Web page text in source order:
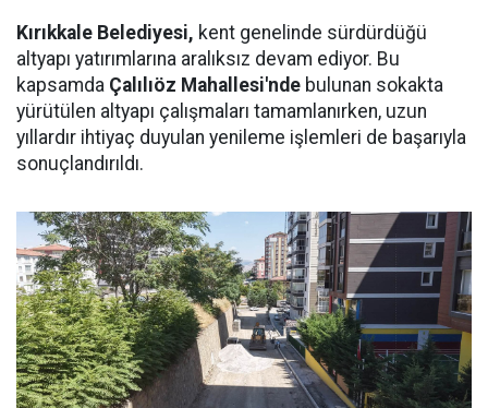
Kırıkkale Belediyesi, kent genelinde sürdürdüğü
altyapı yatırımlarına aralıksız devam ediyor. Bu
kapsamda Çalılıöz Mahallesi'nde bulunan sokakta
yürütülen altyapı çalışmaları tamamlanırken, uzun
yıllardır ihtiyaç duyulan yenileme işlemleri de başarıyla
sonuçlandırıldı.